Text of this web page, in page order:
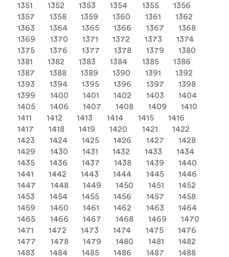
1351 1352 1353 1354 1355
1356
1357
1358 1359 1360 1361
1362
1363
1364 1365 1366 1367
1368
1369
1370 1371 1372 1373
1374
1375
1376 1377 1378 1379
1380
1381
1382 1383 1384 1385
1386
1387
1388 1389 1390 1391
1392
1393
1394 1395 1396 1397
1398
1399
1400 1401 1402 1403
1404
1405
1406 1407 1408 1409
1410
1411
1412 1413 1414 1415
1416
1417
1418 1419 1420 1421
1422
1423
1424 1425 1426 1427
1428
1429
1430 1431 1432 1433
1434
1435
1436 1437 1438 1439
1440
1441
1442 1443 1444 1445
1446
1447
1448 1449 1450 1451
1452
1453
1454 1455 1456 1457
1458
1459
1460 1461 1462 1463
1464
1465
1466 1467 1468 1469
1470
1471
1472 1473 1474 1475
1476
1477
1478 1479 1480 1481
1482
1483
1484 1485 1486 1487
1488